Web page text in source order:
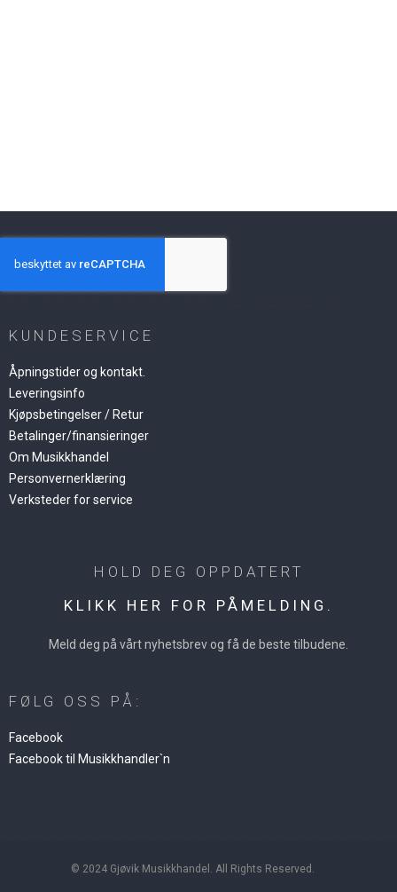
KUNDESERVICE
Åpningstider og kontakt.
Leveringsinfo
Kjøpsbetingelser / Retur
Betalinger/finansieringer
Om Musikkhandel
Personvernerklæring
Verksteder for service
HOLD DEG OPPDATERT
KLIKK HER FOR PÅMELDING.
Meld deg på vårt nyhetsbrev og få de beste tilbudene.
FØLG OSS PÅ:
Facebook
Facebook til Musikkhandler`n
© 2024 Gjøvik Musikkhandel. All Rights Reserved.